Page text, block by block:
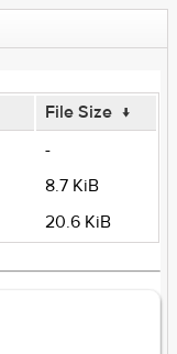
File Size ↓
-
8.7 KiB
20.6 KiB